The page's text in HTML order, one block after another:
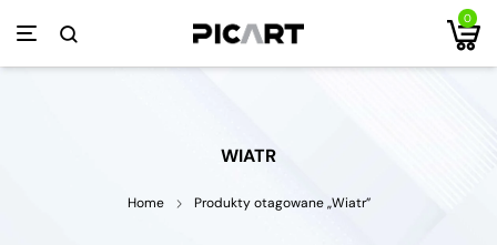
0
WIATR
Home Produkty otagowane „Wiatr”